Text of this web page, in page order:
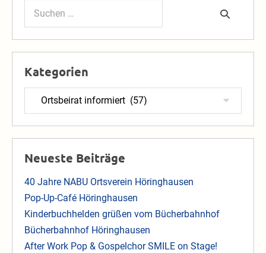
Suchen
Kategorien
Kategorien
Neueste Beiträge
40 Jahre NABU Ortsverein Höringhausen
Pop-Up-Café Höringhausen
Kinderbuchhelden grüßen vom Bücherbahnhof
Bücherbahnhof Höringhausen
After Work Pop & Gospelchor SMILE on Stage!